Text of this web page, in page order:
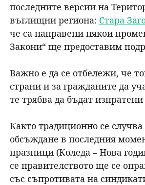
н
ю
последните версии на
въглищни региона: Стара
че са направени някои
Закони“ ще предоставим
Важно е да се отбележи, че
страни и за гражданите да
те трябва да бъдат
Както традиционно се
обсъждане в последния
празници (Коледа – Нова
се правителството ще се
със съпротивата на